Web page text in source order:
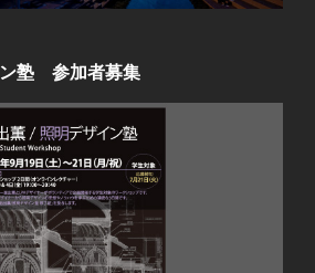
塾 参加者募集